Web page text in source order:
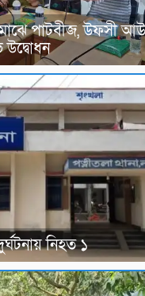
পাটবীজ, উফসী
নিহত ১